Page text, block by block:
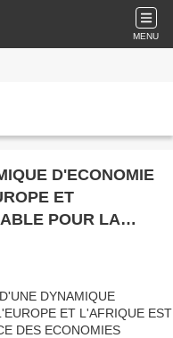
MENU
D'ECONOMIE
ET
POUR LA
DE